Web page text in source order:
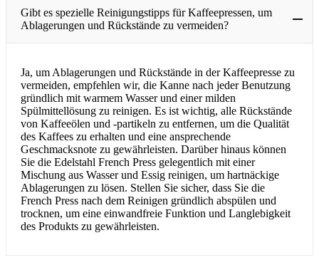
Gibt es spezielle Reinigungstipps für Kaffeepressen, um
Ablagerungen und Rückstände zu vermeiden?
Ja, um Ablagerungen und Rückstände in der Kaffeepresse zu
vermeiden, empfehlen wir, die Kanne nach jeder Benutzung
gründlich mit warmem Wasser und einer milden
Spülmittellösung zu reinigen. Es ist wichtig, alle Rückstände
von Kaffeeölen und -partikeln zu entfernen, um die Qualität
des Kaffees zu erhalten und eine ansprechende
Geschmacksnote zu gewährleisten. Darüber hinaus können
Sie die Edelstahl French Press gelegentlich mit einer
Mischung aus Wasser und Essig reinigen, um hartnäckige
Ablagerungen zu lösen. Stellen Sie sicher, dass Sie die
French Press nach dem Reinigen gründlich abspülen und
trocknen, um eine einwandfreie Funktion und Langlebigkeit
des Produkts zu gewährleisten.